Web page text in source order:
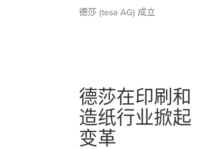
德莎 (tesa AG) 成立
德莎在印刷和
造纸行业掀起
变革